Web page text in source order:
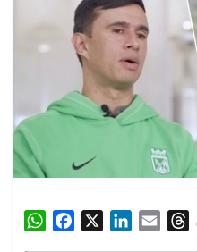
W
T